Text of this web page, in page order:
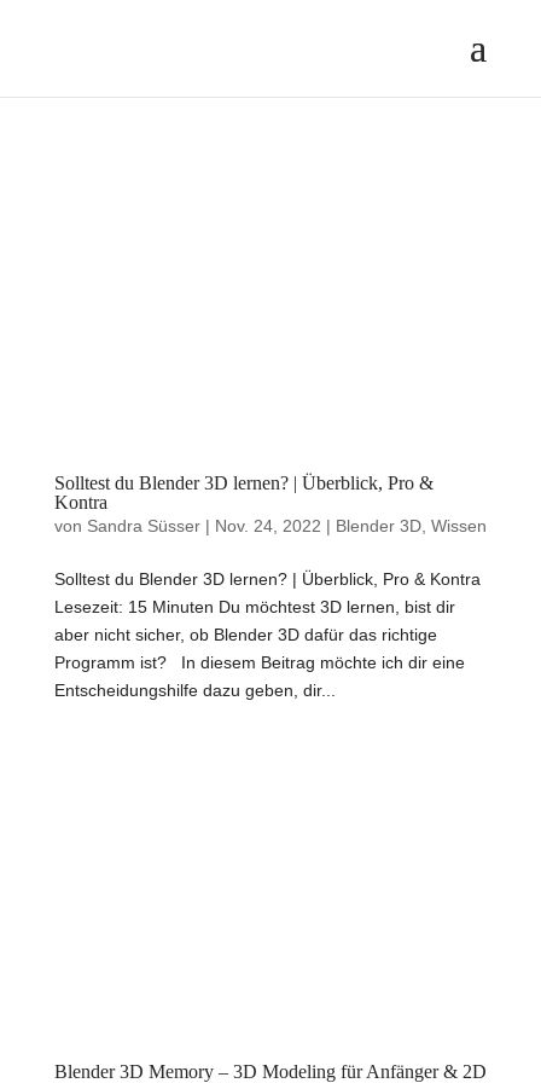
Solltest du Blender 3D lernen? | Überblick, Pro &
Kontra
von Sandra Süsser| Nov. 24, 2022 | Blender 3D, Wissen
Solltest du Blender 3D lernen? | Überblick, Pro & Kontra
Lesezeit: 15 Minuten Du möchtest 3D lernen, bist dir
aber nicht sicher, ob Blender 3D dafür das richtige
Programm ist? In diesem Beitrag möchte ich dir eine
Entscheidungshilfe dazu geben, dir...
Blender 3D Memory – 3D Modeling für Anfänger & 2D